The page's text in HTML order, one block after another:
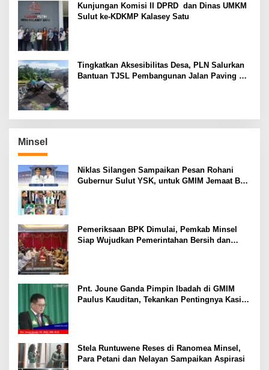
Kunjungan Komisi II DPRD dan Dinas UMKM
Sulut ke-KDKMP Kalasey Satu
Tingkatkan Aksesibilitas Desa, PLN Salurkan
Bantuan TJSL Pembangunan Jalan Paving di
Minsel
Niklas Silangen Sampaikan Pesan Rohani
Gubernur Sulut YSK, untuk GMIM Jemaat Bait
Pemeriksaan BPK Dimulai, Pemkab Minsel
Siap Wujudkan Pemerintahan Bersih dan
Pnt. Joune Ganda Pimpin Ibadah di GMIM
Paulus Kauditan, Tekankan Pentingnya Kasih
Stela Runtuwene Reses di Ranomea Minsel,
Para Petani dan Nelayan Sampaikan Aspirasi